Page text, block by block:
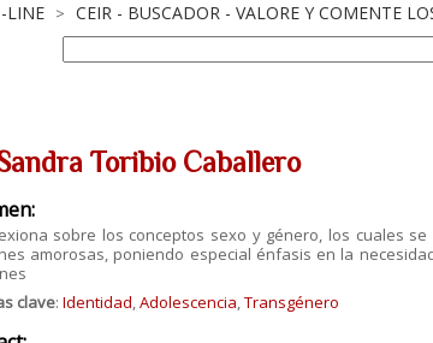
LINE > CEIR - BUSCADOR - VALORE Y COMENTE
Toribio Caballero
sobre los conceptos sexo y género, los cuales
amorosas, poniendo especial énfasis en la
clave: Identidad,Adolescencia,Transgénero